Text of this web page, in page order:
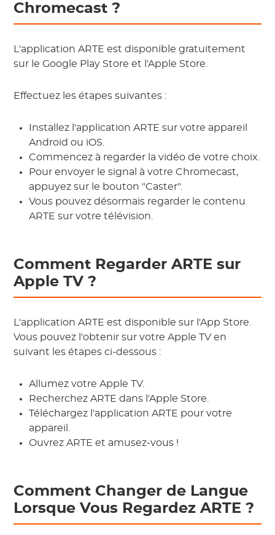
Chromecast ?
L'application ARTE est disponible gratuitement
sur le Google Play Store et l'Apple Store.
Effectuez les étapes suivantes :
Installez l'application ARTE sur votre appareil
Android ou iOS.
Commencez à regarder la vidéo de votre choix.
Pour envoyer le signal à votre Chromecast,
appuyez sur le bouton "Caster".
Vous pouvez désormais regarder le contenu
ARTE sur votre télévision.
Comment Regarder ARTE sur
Apple TV ?
L'application ARTE est disponible sur l'App Store.
Vous pouvez l'obtenir sur votre Apple TV en
suivant les étapes ci-dessous :
Allumez votre Apple TV.
Recherchez ARTE dans l'Apple Store.
Téléchargez l'application ARTE pour votre
appareil.
Ouvrez ARTE et amusez-vous !
Comment Changer de Langue
Lorsque Vous Regardez ARTE ?